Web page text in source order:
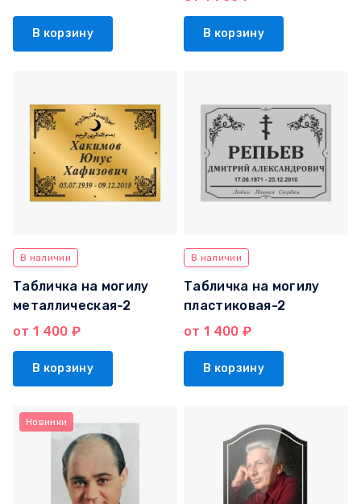
В корзину В корзину
В наличии
Табличка на могилу
металлическая-2
от 1 400 ₽
В корзину
В наличии
Табличка на могилу
пластиковая-2
от 1 400 ₽
В корзину
Новинки